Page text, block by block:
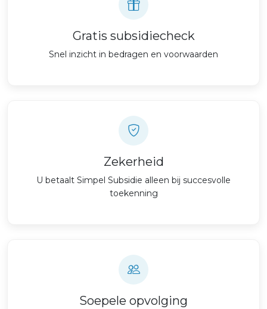
Gratis subsidiecheck
Snel inzicht in bedragen en voorwaarden
Zekerheid
U betaalt Simpel Subsidie alleen bij succesvolle
toekenning
Soepele opvolging